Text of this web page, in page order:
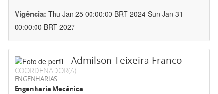
Vigência: Thu Jan 25 00:00:00 BRT 2024-Sun Jan 31
00:00:00 BRT 2027
Admilson Teixeira Franco
COORDENADOR(A)
ENGENHARIAS
Engenharia Mecânica